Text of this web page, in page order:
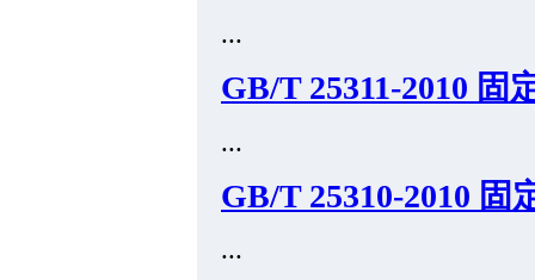
...
GB/T 25311-2010 固
...
GB/T 25310-2010 固
...